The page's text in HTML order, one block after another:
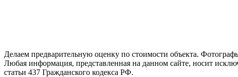
Делаем предварительную оценку по стоимости объекта.
Любая информация, представленная на данном сайте, носит
статьи 437 Гражданского кодекса РФ.